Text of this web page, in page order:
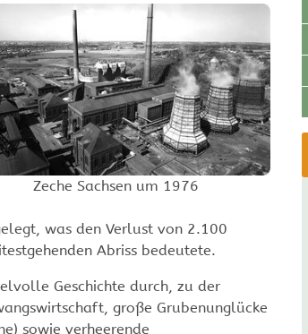
Zeche Sachsen um 1976
was den Verlust von 2.100
Abriss bedeutete.
Geschichte durch, zu der
große Grubenunglücke
sowie verheerende